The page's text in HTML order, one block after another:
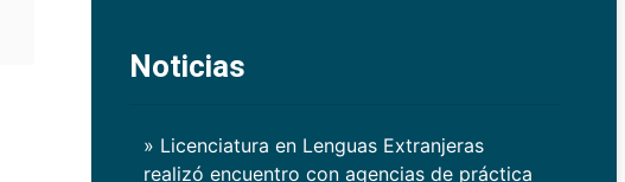
Noticias
» Licenciatura en Lenguas Extranjeras
realizó encuentro con agencias de práctica